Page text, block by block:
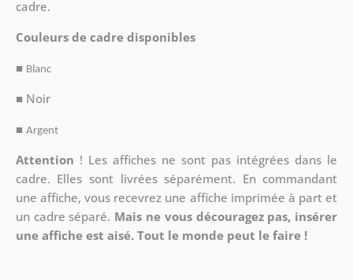
cadre.
Couleurs de cadre disponibles
■ Blanc
■ Noir
■ Argent
Attention ! Les affiches ne sont pas intégrées dans le
cadre. Elles sont livrées séparément. En commandant
une affiche, vous recevrez une affiche imprimée à part et
un cadre séparé. Mais ne vous découragez pas, insérer
une affiche est aisé. Tout le monde peut le faire !